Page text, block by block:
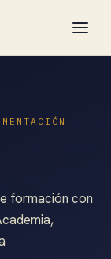
formación con